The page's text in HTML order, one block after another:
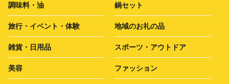
調味料・油 鍋セット
旅行・イベント・体験 地域のお礼の品
雑貨・日用品 スポーツ・アウトドア
美容 ファッション